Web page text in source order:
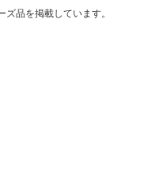
品を掲載しています。